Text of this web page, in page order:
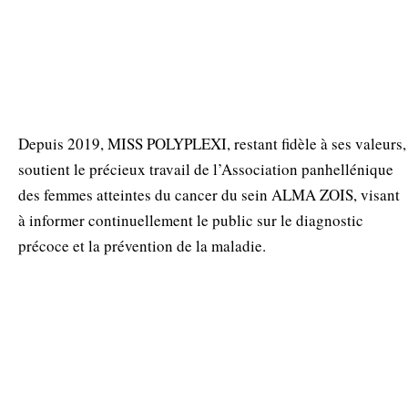
Depuis 2019, MISS POLYPLEXI, restant fidèle à ses valeurs,
soutient le précieux travail de l’Association panhellénique
des femmes atteintes du cancer du sein ALMA ZOIS, visant
à informer continuellement le public sur le diagnostic
précoce et la prévention de la maladie.